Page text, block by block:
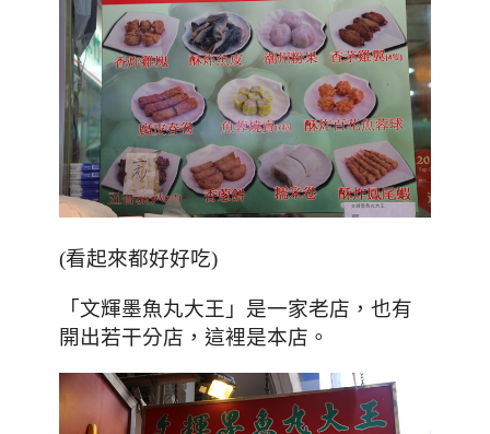
(看起來都好好吃)
「文輝墨魚丸大王」是一家老店 ，也有
開出若干分店，這裡是本店 。